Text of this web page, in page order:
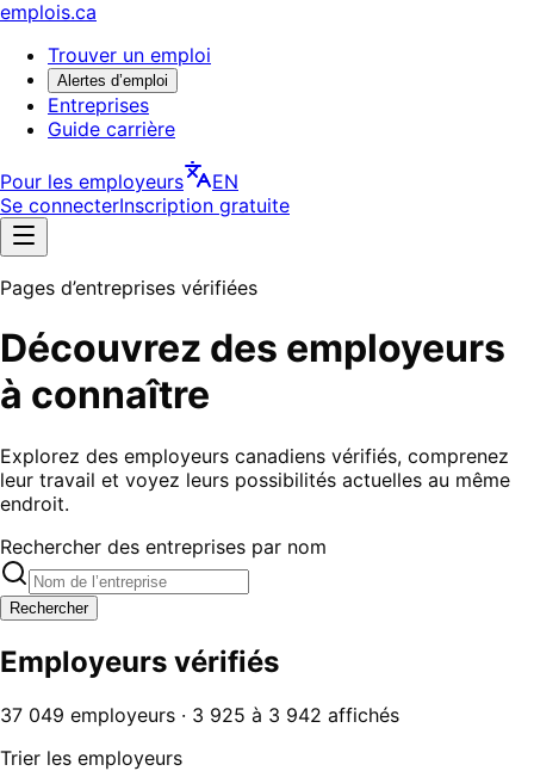
emplois.ca
Trouver un emploi
Alertes d’emploi
Entreprises
Guide carrière
Pour les employeurs
EN
Se connecterInscription gratuite
Pages d’entreprises vérifiées
Découvrez des employeurs
à connaître
Explorez des employeurs canadiens vérifiés, comprenez
leur travail et voyez leurs possibilités actuelles au même
endroit.
Rechercher des entreprises par nom
Rechercher
Employeurs vérifiés
37 049 employeurs · 3 925 à 3 942 affichés
Trier les employeurs